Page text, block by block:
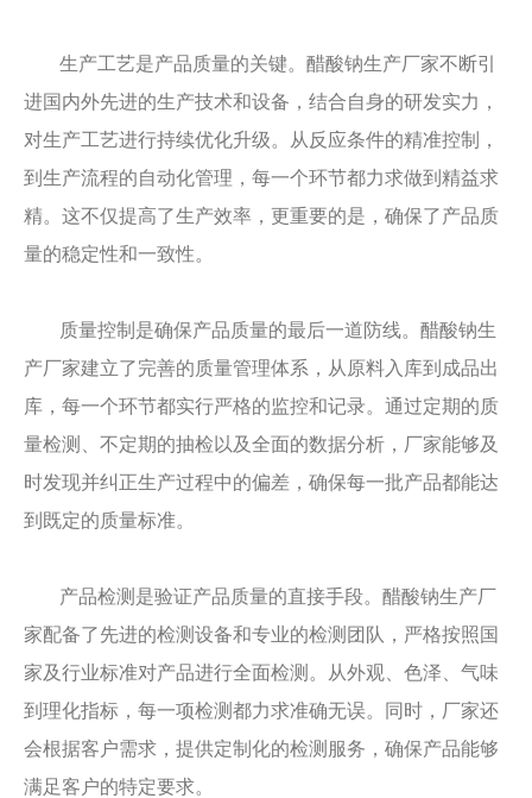
生产工艺是产品质量的关键。醋酸钠生产厂家不断引
进国内外先进的生产技术和设备，结合自身的研发实力，
对生产工艺进行持续优化升级。从反应条件的精准控制，
到生产流程的自动化管理，每一个环节都力求做到精益求
精。这不仅提高了生产效率，更重要的是，确保了产品质
量的稳定性和一致性。
质量控制是确保产品质量的最后一道防线。醋酸钠生
产厂家建立了完善的质量管理体系，从原料入库到成品出
库，每一个环节都实行严格的监控和记录。通过定期的质
量检测、不定期的抽检以及全面的数据分析，厂家能够及
时发现并纠正生产过程中的偏差，确保每一批产品都能达
到既定的质量标准。
产品检测是验证产品质量的直接手段。醋酸钠生产厂
家配备了先进的检测设备和专业的检测团队，严格按照国
家及行业标准对产品进行全面检测。从外观、色泽、气味
到理化指标，每一项检测都力求准确无误。同时，厂家还
会根据客户需求，提供定制化的检测服务，确保产品能够
满足客户的特定要求。